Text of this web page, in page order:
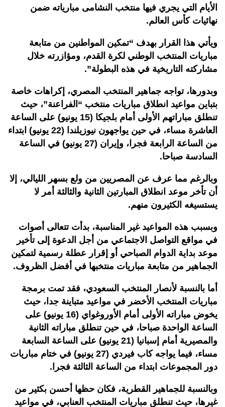
الأيام التي يجري فيها منتخب النشامى مبارياته ضمن
نهائيات كأس العالم.
ويأتي هذا القرار بهدف “تمكين المواطنين من متابعة
مباريات المنتخب الوطني لكرة القدم، ومؤازرته خلال
مشاركته التاريخية في هذه البطولة”.
وبدورها، تواجه جماهير المنتخب المصري، إكراهات خاصة
بتباين مواعيد انطلاق مباريات منتخب “الفراعنة”، حيث
تنطلق مباراتهم الأولى أمام بلجيكا (15 يونيو) على الساعة
العاشرة مساء، في حين يواجهون نيوزيلندا (22 يونيو) ابتداء
من الساعة الرابعة فجرا، وإيران (27 يونيو) في الساعة
السادسة صباحا.
وبالرغم مما عرف عن المصريين من ولع بسهر الليالي، إلا
أن تأخر موعد انطلاق المبارتين الثانية والثالثة أمر لا
يستسيغه الكثيرون منهم.
وبسبب هذه المواعيد غير المناسبة، بدأت تتعالى أصوات
في مواقع التواصل الاجتماعي من أجل الدعوة إلى تأخير
موعد بداية الدوام الصباحي أو إقرار عطلة رسمية لتمكين
الجماهير من متابعة مباريات منتخبها في أفضل الظروف.
أما بالنسبة لأنصار المنتخب السعودي، فقد تمت برمجة
مباريات المنتخب الأخضر في مواعيد متباينة جدا، حيث
يخوض مباراته الأولى أمام الأوروغواي (16 يونيو) على
الساعة الواحدة صباحا، في حين تنطلق مباراته الثانية
والمصيرية أمام إسبانيا (21 يونيو) على الساعة السابعة
مساء، فيما يواجه كاب فيردي (27 يونيو) في ختام مباريات
دور المجموعات ابتداء من الساعة الثالثة فجرا.
وبالنسبة للجماهير القطرية، فكان حظها أحسن بكثير من
غيرها، حيث تنطلق مباريات المنتخب العنابي، في مواعيد